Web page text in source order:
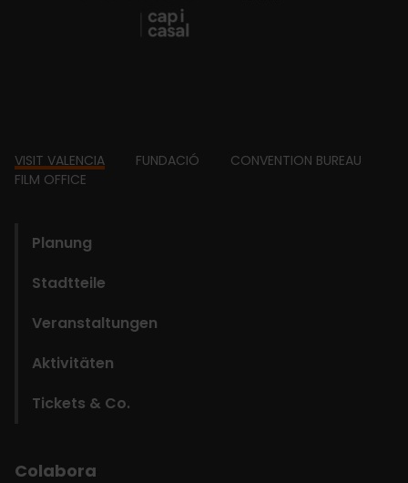
Footer
VISIT VALENCIA FUNDACIÓ
CONVENTION BUREAU
FILM OFFICE
Planung
Stadtteile
Veranstaltungen
Aktivitäten
Tickets & Co.
Colabora